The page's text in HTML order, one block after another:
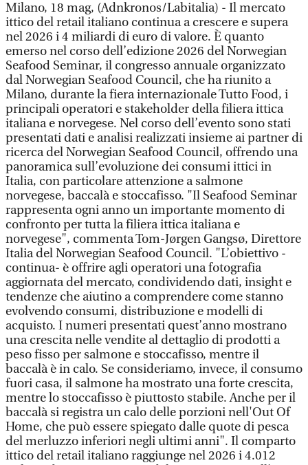
Milano, 18 mag, (Adnkronos/Labitalia) - Il mercato
ittico del retail italiano continua a crescere e supera
nel 2026 i 4 miliardi di euro di valore. È quanto
emerso nel corso dell’edizione 2026 del Norwegian
Seafood Seminar, il congresso annuale organizzato
dal Norwegian Seafood Council, che ha riunito a
Milano, durante la fiera internazionale Tutto Food, i
principali operatori e stakeholder della filiera ittica
italiana e norvegese. Nel corso dell’evento sono stati
presentati dati e analisi realizzati insieme ai partner di
ricerca del Norwegian Seafood Council, offrendo una
panoramica sull’evoluzione dei consumi ittici in
Italia, con particolare attenzione a salmone
norvegese, baccalà e stoccafisso. "Il Seafood Seminar
rappresenta ogni anno un importante momento di
confronto per tutta la filiera ittica italiana e
norvegese", commenta Tom-Jørgen Gangsø, Direttore
Italia del Norwegian Seafood Council. "L’obiettivo -
continua- è offrire agli operatori una fotografia
aggiornata del mercato, condividendo dati, insight e
tendenze che aiutino a comprendere come stanno
evolvendo consumi, distribuzione e modelli di
acquisto. I numeri presentati quest’anno mostrano
una crescita nelle vendite al dettaglio di prodotti a
peso fisso per salmone e stoccafisso, mentre il
baccalà è in calo. Se consideriamo, invece, il consumo
fuori casa, il salmone ha mostrato una forte crescita,
mentre lo stoccafisso è piuttosto stabile. Anche per il
baccalà si registra un calo delle porzioni nell'Out Of
Home, che può essere spiegato dalle quote di pesca
del merluzzo inferiori negli ultimi anni". Il comparto
ittico del retail italiano raggiunge nel 2026 i 4.012